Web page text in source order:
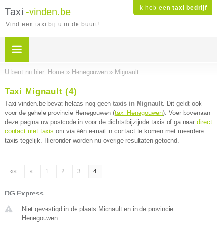
Ik heb een taxi bedrijf
Taxi -vinden.be
Vind een taxi bij u in de buurt!
U bent nu hier: Home » Henegouwen » Mignault
Taxi Mignault (4)
Taxi-vinden.be bevat helaas nog geen taxis in Mignault. Dit geldt ook
voor de gehele provincie Henegouwen (taxi Henegouwen). Voer bovenaan
deze pagina uw postcode in voor de dichtstbijzijnde taxis of ga naar direct
contact met taxis om via één e-mail in contact te komen met meerdere
taxis tegelijk. Hieronder worden nu overige resultaten getoond.
«« « 1 2 3 4
DG Express
Niet gevestigd in de plaats Mignault en in de provincie
Henegouwen.